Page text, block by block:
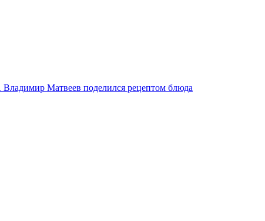
Владимир Матвеев поделился рецептом блюда